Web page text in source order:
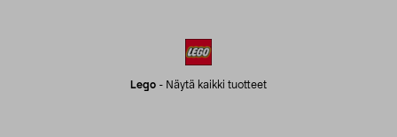
Lego - Näytä kaikki tuotteet